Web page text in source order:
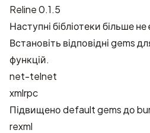
Reline 0.1.5
Наступні бібліотеки більше
Встановіть відповідні gems
функцій.
net-telnet
xmlrpc
Підвищено default gems до
rexml